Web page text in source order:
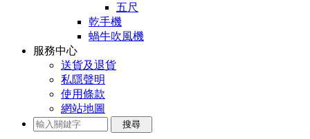
五尺
乾手機
蝸牛吹風機
服務中心
送貨及退貨
私隱聲明
使用條款
網站地圖